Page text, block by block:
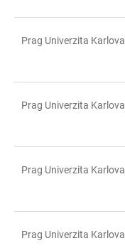
Prag Univerzita Karlova
Prag Univerzita Karlova
Prag Univerzita Karlova
Prag Univerzita Karlova